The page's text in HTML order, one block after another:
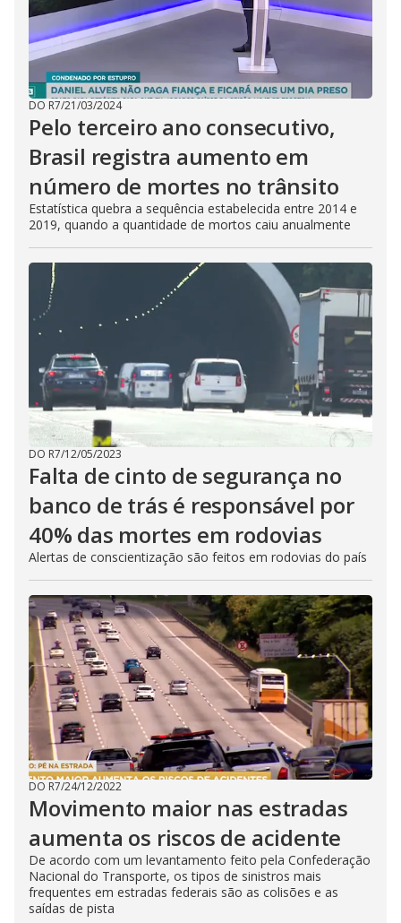
DO R7/21/03/2024
Pelo terceiro ano consecutivo,
Brasil registra aumento em
número de mortes no trânsito
Estatística quebra a sequência estabelecida entre 2014 e
2019, quando a quantidade de mortos caiu anualmente
DO R7/12/05/2023
Falta de cinto de segurança no
banco de trás é responsável por
40% das mortes em rodovias
Alertas de conscientização são feitos em rodovias do país
DO R7/24/12/2022
Movimento maior nas estradas
aumenta os riscos de acidente
De acordo com um levantamento feito pela Confederação
Nacional do Transporte, os tipos de sinistros mais
frequentes em estradas federais são as colisões e as
saídas de pista